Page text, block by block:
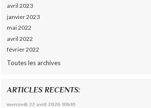
avril 2023
janvier 2023
mai 2022
avril 2022
février 2022
Toutes les archives
ARTICLES RECENTS:
mercredi 22 avril 2026 10h10